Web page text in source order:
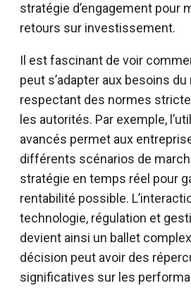
stratégie d’engagement pour
retours sur investissement.
Il est fascinant de voir
peut s’adapter aux besoins
respectant des normes
les autorités. Par exemple,
avancés permet aux
différents scénarios de
stratégie en temps réel pour
rentabilité possible.
technologie, régulation et
devient ainsi un ballet
décision peut avoir des
significatives sur les